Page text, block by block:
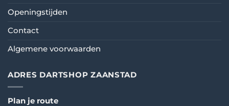
Openingstijden
Contact
Algemene voorwaarden
ADRES DARTSHOP ZAANSTAD
Plan je route